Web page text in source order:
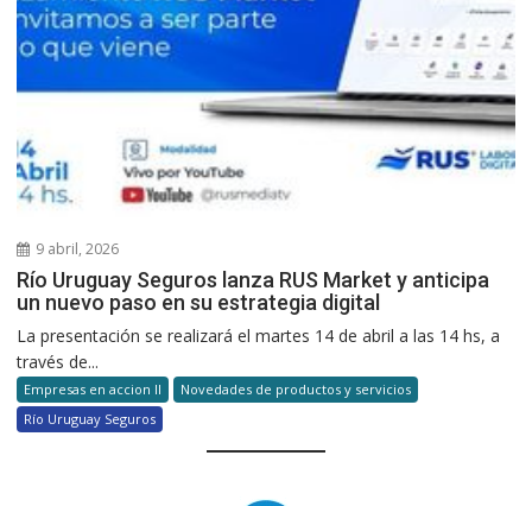
9 abril, 2026
Río Uruguay Seguros lanza RUS Market y anticipa
un nuevo paso en su estrategia digital
La presentación se realizará el martes 14 de abril a las 14 hs, a
través de...
Empresas en accion II
Novedades de productos y servicios
Río Uruguay Seguros